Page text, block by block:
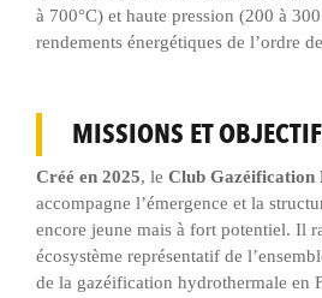
à 700°C) et haute pression (200 à
rendements énergétiques de l’ordre
MISSIONS ET
Créé en 2025, le Club
accompagne l’émergence et la
encore jeune mais à fort potentiel. Il
écosystème représentatif de
de la gazéification hydrothermale en